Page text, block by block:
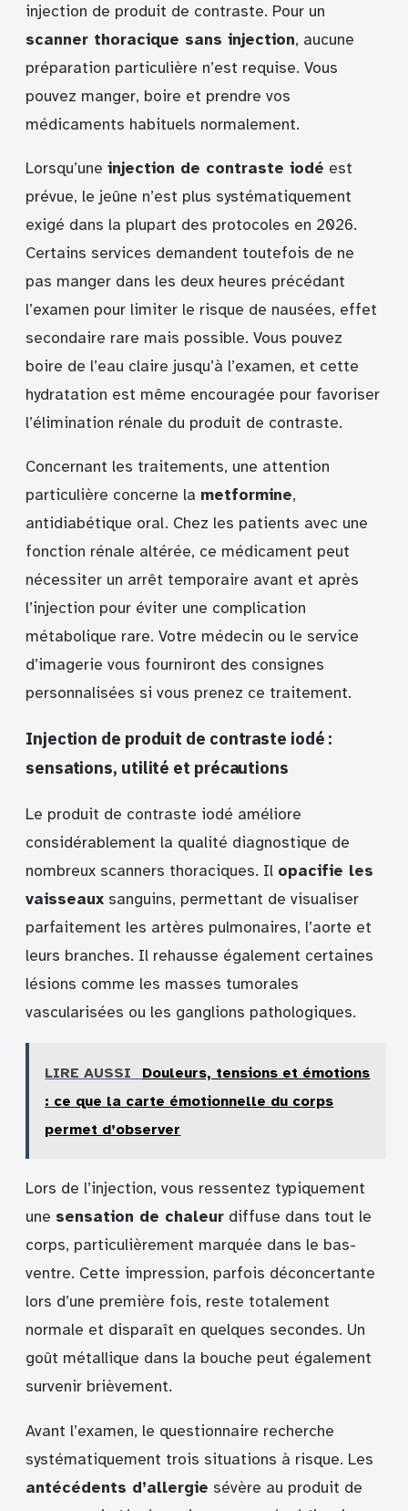
injection de produit de contraste. Pour un
scanner thoracique sans injection, aucune
préparation particulière n’est requise. Vous
pouvez manger, boire et prendre vos
médicaments habituels normalement.
Lorsqu’une injection de contraste iodé est
prévue, le jeûne n’est plus systématiquement
exigé dans la plupart des protocoles en 2026.
Certains services demandent toutefois de ne
pas manger dans les deux heures précédant
l’examen pour limiter le risque de nausées, effet
secondaire rare mais possible. Vous pouvez
boire de l’eau claire jusqu’à l’examen, et cette
hydratation est même encouragée pour favoriser
l’élimination rénale du produit de contraste.
Concernant les traitements, une attention
particulière concerne la metformine,
antidiabétique oral. Chez les patients avec une
fonction rénale altérée, ce médicament peut
nécessiter un arrêt temporaire avant et après
l’injection pour éviter une complication
métabolique rare. Votre médecin ou le service
d’imagerie vous fourniront des consignes
personnalisées si vous prenez ce traitement.
Injection de produit de contraste iodé :
sensations, utilité et précautions
Le produit de contraste iodé améliore
considérablement la qualité diagnostique de
nombreux scanners thoraciques. Il opacifie les
vaisseaux sanguins, permettant de visualiser
parfaitement les artères pulmonaires, l’aorte et
leurs branches. Il rehausse également certaines
lésions comme les masses tumorales
vascularisées ou les ganglions pathologiques.
LIRE AUSSI
Douleurs, tensions et émotions
: ce que la carte émotionnelle du corps
permet d’observer
Lors de l’injection, vous ressentez typiquement
une sensation de chaleur diffuse dans tout le
corps, particulièrement marquée dans le bas-
ventre. Cette impression, parfois déconcertante
lors d’une première fois, reste totalement
normale et disparaît en quelques secondes. Un
goût métallique dans la bouche peut également
survenir brièvement.
Avant l’examen, le questionnaire recherche
systématiquement trois situations à risque. Les
antécédents d’allergie sévère au produit de